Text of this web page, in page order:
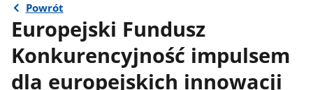
Powrót
Europejski Fundusz
Konkurencyjność impulsem
dla europejskich innowacji